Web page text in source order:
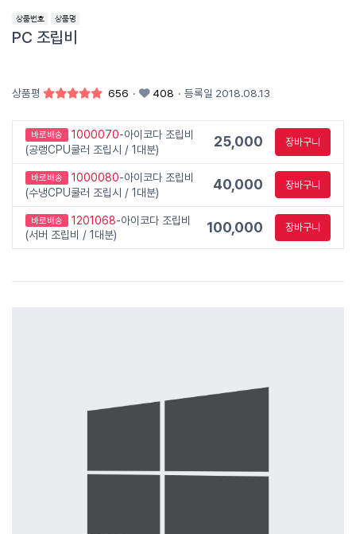
PC 조립비
상품평 656 · 408 · 등록일 2018.08.13
바로배송 1000070-아이코다 조립비
(공랭CPU쿨러 조립시 / 1대분)
25,000 장바구니
바로배송 1000080-아이코다 조립비
(수냉CPU쿨러 조립시 / 1대분)
40,000 장바구니
바로배송 1201068-아이코다 조립비
(서버 조립비 / 1대분)
100,000 장바구니